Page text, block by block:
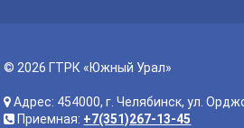
© 2026 ГТРК «Южный Урал»
Адрес: 454000, г. Челябинск, ул.
Приемная: +7(351)267-13-45